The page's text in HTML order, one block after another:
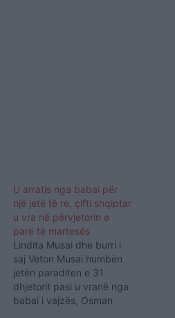
U arratis nga babai për
një jetë të re, çifti shqiptar
u vra në përvjetorin e
parë të martesës
Lindita Musai dhe burri i
saj Veton Musai humbën
jetën paraditen e 31
dhjetorit pasi u vranë nga
babai i vajzës, Osman